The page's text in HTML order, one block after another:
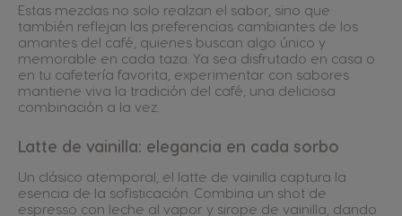
Estas mezclas no solo realzan el sabor, sino que
también reflejan las preferencias cambiantes de los
amantes del café, quienes buscan algo único y
memorable en cada taza. Ya sea disfrutado en casa o
en tu cafetería favorita, experimentar con sabores
mantiene viva la tradición del café, una deliciosa
combinación a la vez.
Latte de vainilla: elegancia en cada sorbo
Un clásico atemporal, el latte de vainilla captura la
esencia de la sofisticación. Combina un shot de
espresso con leche al vapor y sirope de vainilla, dando